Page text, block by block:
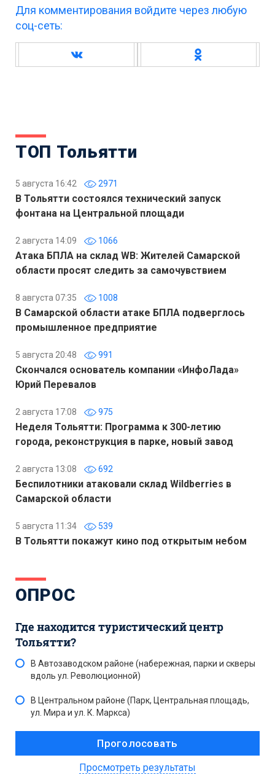
Для комментирования войдите через любую
соц-сеть:
ТОП Тольятти
5 августа 16:42 2971
В Тольятти состоялся технический запуск
фонтана на Центральной площади
2 августа 14:09 1066
Атака БПЛА на склад WB: Жителей Самарской
области просят следить за самочувствием
8 августа 07:35 1008
В Самарской области атаке БПЛА подверглось
промышленное предприятие
5 августа 20:48 991
Скончался основатель компании «ИнфоЛада»
Юрий Перевалов
2 августа 17:08 975
Неделя Тольятти: Программа к 300-летию
города, реконструкция в парке, новый завод
2 августа 13:08 692
Беспилотники атаковали склад Wildberries в
Самарской области
5 августа 11:34 539
В Тольятти покажут кино под открытым небом
ОПРОС
Где находится туристический центр
Тольятти?
В Автозаводском районе (набережная, парки и скверы
вдоль ул. Революционной)
В Центральном районе (Парк, Центральная площадь,
ул. Мира и ул. К. Маркса)
Просмотреть результаты